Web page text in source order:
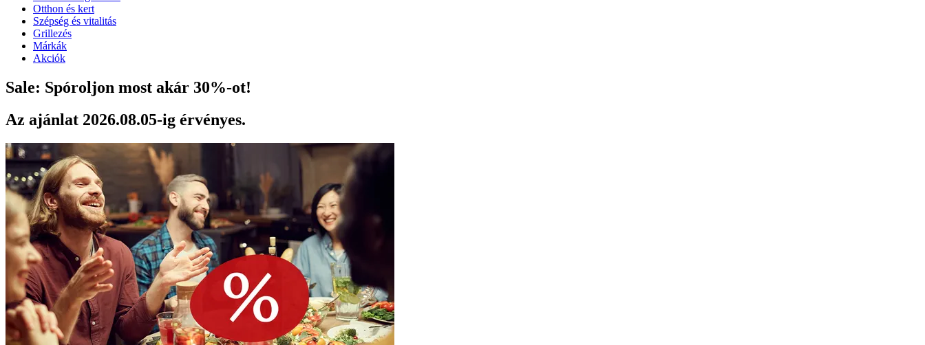
Otthon és kert
Szépség és vitalitás
Grillezés
Márkák
Akciók
Sale: Spóroljon most akár 30%-ot!
Az ajánlat 2026.08.05-ig érvényes.